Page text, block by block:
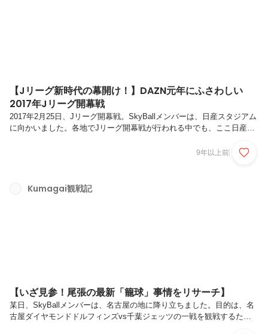
【Jリーグ新時代の幕開け！】DAZN元年にふさわしい
2017年Jリーグ開幕戦
2017年2月25日、Jリーグ開幕戦。SkyBallメンバーは、日産スタジアム
に向かいました。各地でJリーグ開幕戦が行われる中でも、ここ日産ス
合開始が12:30と最も早く、まさに、2017年Jリーグの開幕を告げる最
ると、いつもとは一味も二味も違った雰囲気や演出にスタジアムのボル
テージは、最高潮。今や遅しとキックオフの笛を待ちました。2017
9年以上前
Kumagai観戦記
【いざ見参！尾張の最新「籠球」事情をリサーチ】
某日、SkyBallメンバーは、名古屋の地に降り立ちました。目的は、名
古屋ダイヤモンドドルフィンズvs千葉ジェッツの一戦を観戦するた